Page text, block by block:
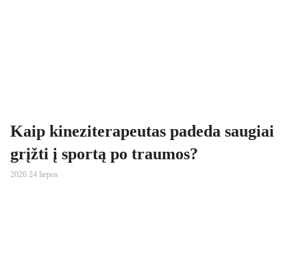
Kaip kineziterapeutas padeda saugiai
grįžti į sportą po traumos?
2026 24 liepos